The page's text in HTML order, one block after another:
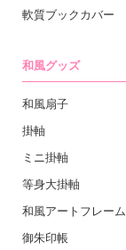
和風グッズ
和風扇子
掛軸
ミニ掛軸
等身大掛軸
和風アートフレーム
御朱印帳
軟質ブックカバー